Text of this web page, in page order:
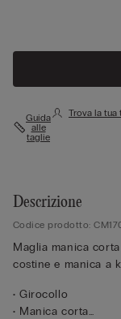
Guida
alle
taglie
Trova la tua
Descrizione
Codice prodotto:
Maglia manica
costine e manica a
• Girocollo
• Manica corta